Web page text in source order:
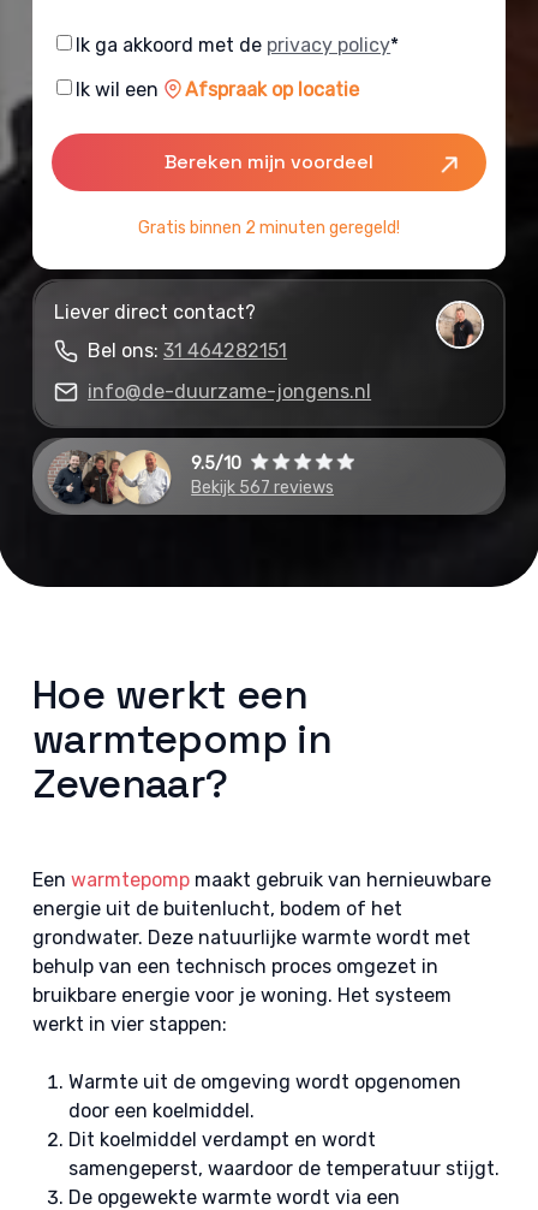
Consent
Ik ga akkoord met de privacy policy*
Consent
Ik wil een Afspraak op locatie
Gratis binnen 2 minuten geregeld!
Liever direct contact?
Bel ons:31 464282151
info@de-duurzame-jongens.nl
9.5/10
Bekijk 567 reviews
Hoe werkt een
warmtepomp in
Zevenaar?
Een warmtepompmaakt gebruik van hernieuwbare
energie uit de buitenlucht, bodem of het
grondwater. Deze natuurlijke warmte wordt met
behulp van een technisch proces omgezet in
bruikbare energie voor je woning. Het systeem
werkt in vier stappen:
Warmte uit de omgeving wordt opgenomen
door een koelmiddel.
Dit koelmiddel verdampt en wordt
samengeperst, waardoor de temperatuur stijgt.
De opgewekte warmte wordt via een